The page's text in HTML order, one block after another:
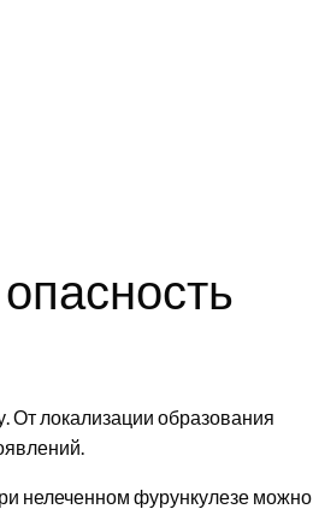
От локализации образования
нелеченном фурункулезе можно